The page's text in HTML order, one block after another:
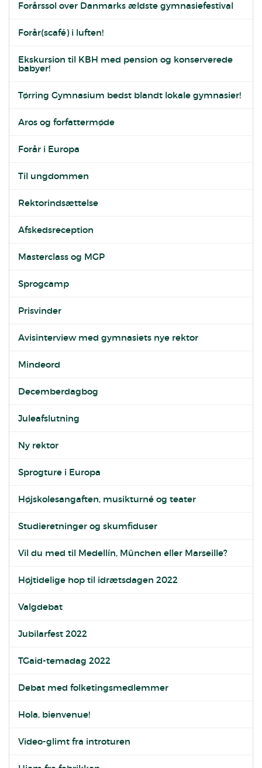
Forårssol over Danmarks ældste gymnasiefestival
Forår(scafé) i luften!
Ekskursion til KBH med pension og konserverede
babyer!
Tørring Gymnasium bedst blandt lokale gymnasier!
Aros og forfattermøde
Forår i Europa
Til ungdommen
Rektorindsættelse
Afskedsreception
Masterclass og MGP
Sprogcamp
Prisvinder
Avisinterview med gymnasiets nye rektor
Mindeord
Decemberdagbog
Juleafslutning
Ny rektor
Sprogture i Europa
Højskolesangaften, musikturné og teater
Studieretninger og skumfiduser
Vil du med til Medellín, München eller Marseille?
Højtidelige hop til idrætsdagen 2022
Valgdebat
Jubilarfest 2022
TGaid-temadag 2022
Debat med folketingsmedlemmer
Hola, bienvenue!
Video-glimt fra introturen